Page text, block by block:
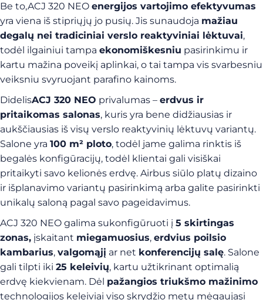
Be to,ACJ 320 NEO energijos vartojimo efektyvumas
yra viena iš stipriųjų jo pusių. Jis sunaudoja mažiau
degalų nei tradiciniai verslo reaktyviniai lėktuvai,
todėl ilgainiui tampa ekonomiškesniu pasirinkimu ir
kartu mažina poveikį aplinkai, o tai tampa vis svarbesniu
veiksniu svyruojant parafino kainoms.
DidelisACJ 320 NEO privalumas – erdvus ir
pritaikomas salonas, kuris yra bene didžiausias ir
aukščiausias iš visų verslo reaktyvinių lėktuvų variantų.
Salone yra 100 m² ploto, todėl jame galima rinktis iš
begalės konfigūracijų, todėl klientai gali visiškai
pritaikyti savo kelionės erdvę. Airbus siūlo platų dizaino
ir išplanavimo variantų pasirinkimą arba galite pasirinkti
unikalų saloną pagal savo pageidavimus.
ACJ 320 NEO galima sukonfigūruoti į 5 skirtingas
zonas, įskaitant miegamuosius, erdvius poilsio
kambarius, valgomąjį ar net konferencijų salę. Salone
gali tilpti iki 25 keleivių, kartu užtikrinant optimalią
erdvę kiekvienam. Dėl pažangios triukšmo mažinimo
technologijos keleiviai viso skrydžio metu mėgaujasi